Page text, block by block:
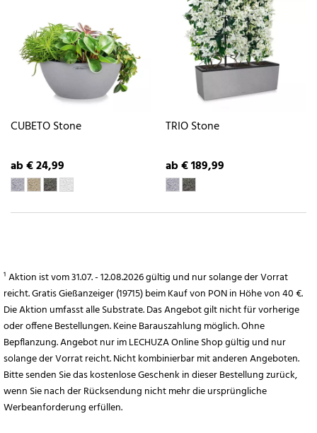
CUBETO Stone
ab € 24,99
TRIO Stone
ab € 189,99
¹ Aktion ist vom 31.07. - 12.08.2026 gültig und nur solange der Vorrat
reicht. Gratis Gießanzeiger (19715) beim Kauf von PON in Höhe von 40 €.
Die Aktion umfasst alle Substrate. Das Angebot gilt nicht für vorherige
oder offene Bestellungen. Keine Barauszahlung möglich. Ohne
Bepflanzung. Angebot nur im LECHUZA Online Shop gültig und nur
solange der Vorrat reicht. Nicht kombinierbar mit anderen Angeboten.
Bitte senden Sie das kostenlose Geschenk in dieser Bestellung zurück,
wenn Sie nach der Rücksendung nicht mehr die ursprüngliche
Werbeanforderung erfüllen.